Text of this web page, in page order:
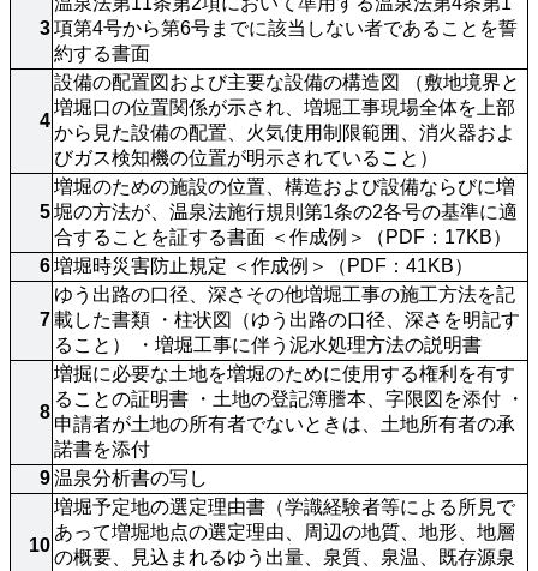
3項第4号から第6号までに該当しない者であることを誓
約する書面
4
設備の配置図および主要な設備の構造図 （敷地境界と
増堀口の位置関係が示され、増堀工事現場全体を上部
から見た設備の配置、火気使用制限範囲、消火器およ
びガス検知機の位置が明示されていること）
5
増堀のための施設の位置、構造および設備ならびに増
堀の方法が、温泉法施行規則第1条の2各号の基準に適
合することを証する書面 ＜作成例＞（PDF：17KB）
6増堀時災害防止規定 ＜作成例＞（PDF：41KB）
7
ゆう出路の口径、深さその他増堀工事の施工方法を記
載した書類 ・柱状図（ゆう出路の口径、深さを明記す
ること） ・増堀工事に伴う泥水処理方法の説明書
8
増掘に必要な土地を増堀のために使用する権利を有す
ることの証明書 ・土地の登記簿謄本、字限図を添付 ・
申請者が土地の所有者でないときは、土地所有者の承
諾書を添付
9温泉分析書の写し
10
増堀予定地の選定理由書（学識経験者等による所見で
あって増堀地点の選定理由、周辺の地質、地形、地層
の概要、見込まれるゆう出量、泉質、泉温、既存源泉